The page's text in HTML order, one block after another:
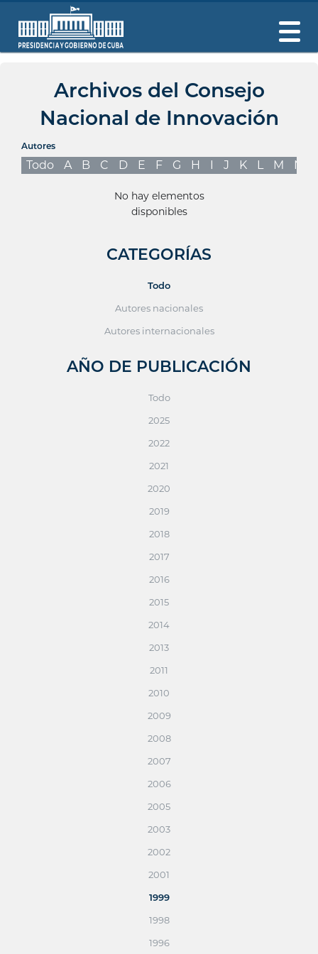
Archivos del Consejo
Nacional de Innovación
Autores
Todo A B C D E F G H I J K L M N
No hay elementos
disponibles
CATEGORÍAS
Todo
Autores nacionales
Autores internacionales
AÑO DE PUBLICACIÓN
Todo
2025
2022
2021
2020
2019
2018
2017
2016
2015
2014
2013
2011
2010
2009
2008
2007
2006
2005
2003
2002
2001
1999
1998
1996